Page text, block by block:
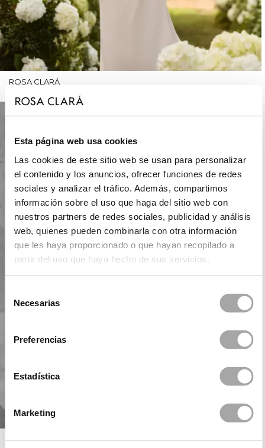
Esta página web usa cookies
Las cookies de este sitio web se usan para personalizar
el contenido y los anuncios, ofrecer funciones de redes
sociales y analizar el tráfico. Además, compartimos
información sobre el uso que haga del sitio web con
nuestros partners de redes sociales, publicidad y análisis
web, quienes pueden combinarla con otra información
que les haya proporcionado o que hayan recopilado a
partir del uso que haya hecho de sus servicios.
Necesarias
Preferencias
Estadística
Marketing
ROSA CLARÁ
ROSA CLARÁ SOFT